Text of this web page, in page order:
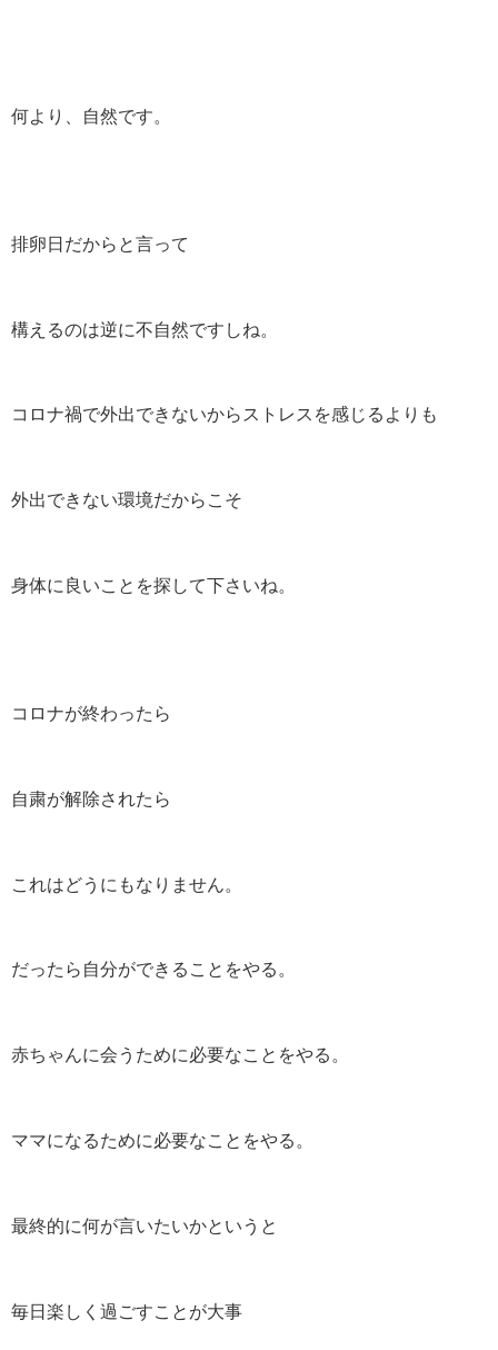
何より、自然です。
排卵日だからと言って
構えるのは逆に不自然ですしね。
コロナ禍で外出できないからストレスを感じるよりも
外出できない環境だからこそ
身体に良いことを探して下さいね。
コロナが終わったら
自粛が解除されたら
これはどうにもなりません。
だったら自分ができることをやる。
赤ちゃんに会うために必要なことをやる。
ママになるために必要なことをやる。
最終的に何が言いたいかというと
毎日楽しく過ごすことが大事